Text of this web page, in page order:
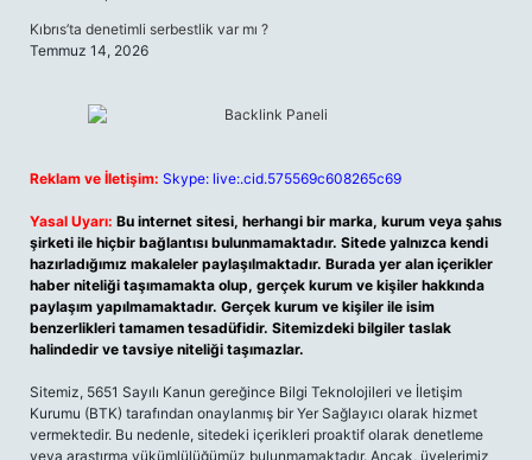
Kıbrıs’ta denetimli serbestlik var mı ?
Temmuz 14, 2026
Reklam ve İletişim: Skype: live:.cid.575569c608265c69
Yasal Uyarı: Bu internet sitesi, herhangi bir marka, kurum veya şahıs
şirketi ile hiçbir bağlantısı bulunmamaktadır. Sitede yalnızca kendi
hazırladığımız makaleler paylaşılmaktadır. Burada yer alan içerikler
haber niteliği taşımamakta olup, gerçek kurum ve kişiler hakkında
paylaşım yapılmamaktadır. Gerçek kurum ve kişiler ile isim
benzerlikleri tamamen tesadüfidir. Sitemizdeki bilgiler taslak
halindedir ve tavsiye niteliği taşımazlar.
Sitemiz, 5651 Sayılı Kanun gereğince Bilgi Teknolojileri ve İletişim
Kurumu (BTK) tarafından onaylanmış bir Yer Sağlayıcı olarak hizmet
vermektedir. Bu nedenle, sitedeki içerikleri proaktif olarak denetleme
veya araştırma yükümlülüğümüz bulunmamaktadır. Ancak, üyelerimiz